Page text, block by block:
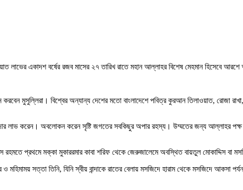
লাভের একাদশ বর্ষের রজব মাসের ২৭ তারিখ রাতে মহান আল্লাহর বিশেষ মেহমান হিসেবে
করবেন মুসুল্লিরা। বিশ্বের অন্যান্য দেশের মতো বাংলাদেশে পবিত্র কুরআন তিলাওয়াত, রোজা
লাভ করেন। অবলোকন করেন সৃষ্টি জগতের সবকিছুর অপার রহস্য। উম্মতের জন্য আল্লাহর
রহমতে প্রথমে মক্কা মুকাররমার কাবা শরিফ থেকে জেরুজালেমে অবস্থিত বায়তুল মোকাদ্দিস
সত্তা তিনি, যিনি স্বীয় বান্দাকে রাতের বেলায় মসজিদে হারাম থেকে মসজিদে আকসা